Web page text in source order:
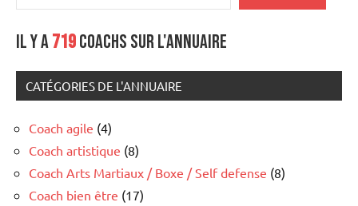
Il y a719coachs sur l'annuaire
CATÉGORIES DE L'ANNUAIRE
Coach agile (4)
Coach artistique (8)
Coach Arts Martiaux / Boxe / Self defense (8)
Coach bien être (17)